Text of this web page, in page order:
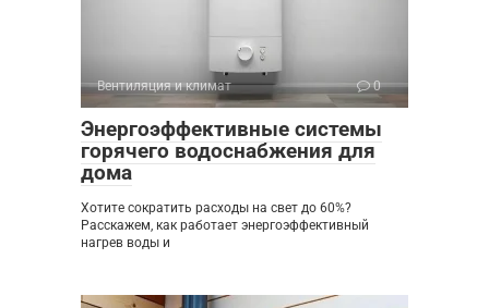
Вентиляция и климат 0
Энергоэффективные системы
горячего водоснабжения для
дома
Хотите сократить расходы на свет до 60%?
Расскажем, как работает энергоэффективный
нагрев воды и